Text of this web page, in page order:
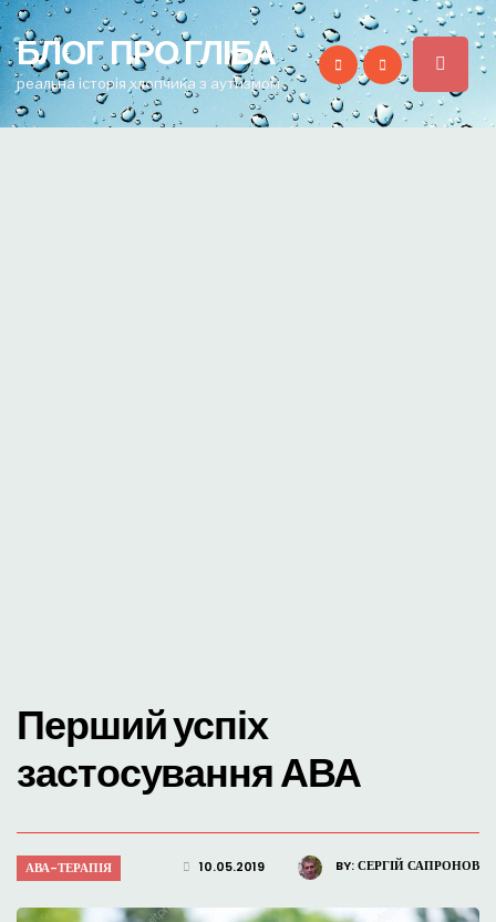
for:
БЛОГ ПРО ГЛІБА
реальна історія хлопчика з аутизмом
Перший успіх
застосування АВА
BY:СЕРГІЙ САПРОНОВ
10.05.2019
АВА-ТЕРАПІЯ